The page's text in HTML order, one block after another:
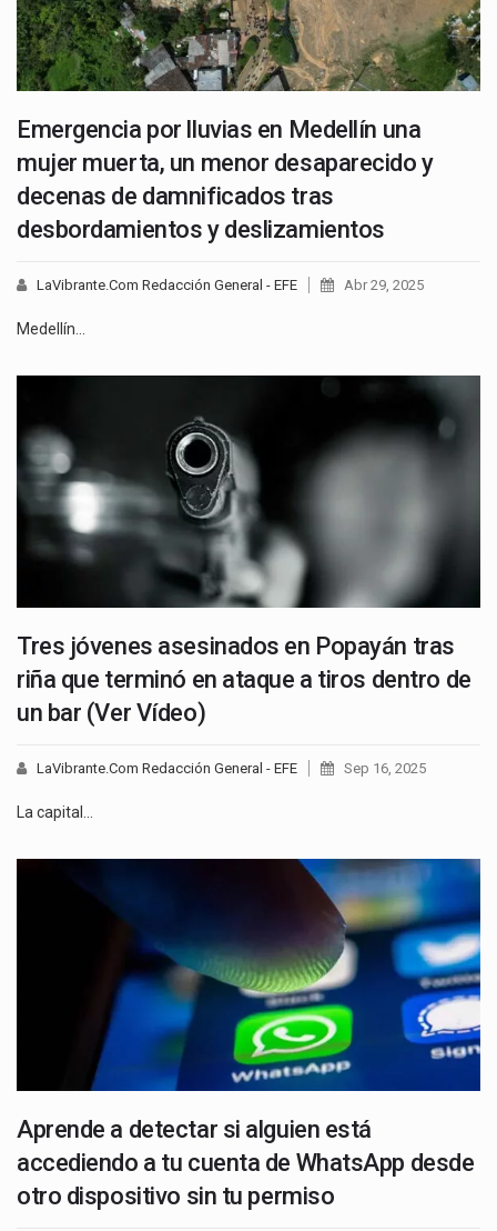
Emergencia por lluvias en Medellín una
mujer muerta, un menor desaparecido y
decenas de damnificados tras
desbordamientos y deslizamientos
LaVibrante.Com Redacción General - EFE Abr 29, 2025
Medellín…
Tres jóvenes asesinados en Popayán tras
riña que terminó en ataque a tiros dentro de
un bar (Ver Vídeo)
LaVibrante.Com Redacción General - EFE Sep 16, 2025
La capital…
Aprende a detectar si alguien está
accediendo a tu cuenta de WhatsApp desde
otro dispositivo sin tu permiso